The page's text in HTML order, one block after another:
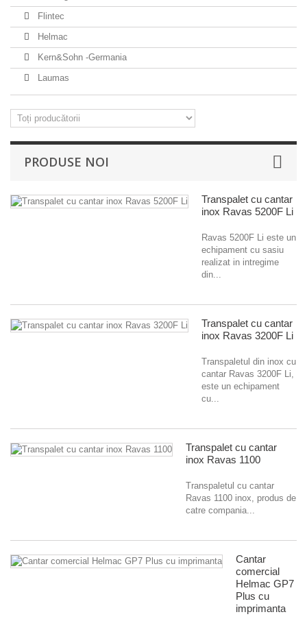
Flintec
Helmac
Kern&Sohn -Germania
Laumas
PRODUSE NOI
Transpalet cu cantar
inox Ravas 5200F Li
Ravas 5200F Li este un
echipament cu sasiu
realizat in intregime
din...
Transpalet cu cantar
inox Ravas 3200F Li
Transpaletul din inox cu
cantar Ravas 3200F Li,
este un echipament
cu...
Transpalet cu cantar
inox Ravas 1100
Transpaletul cu cantar
Ravas 1100 inox, produs de
catre compania...
Cantar
comercial
Helmac GP7
Plus cu
imprimanta